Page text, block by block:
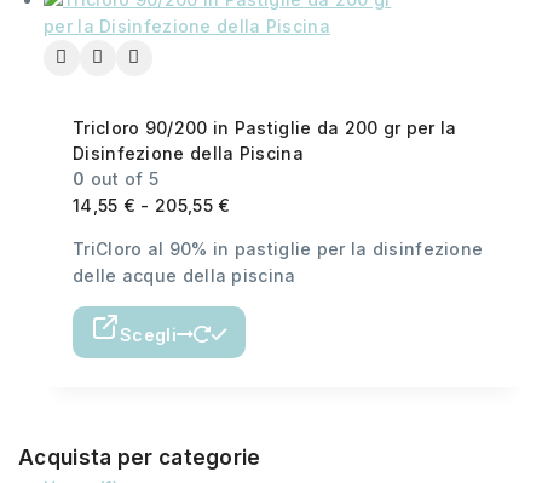
Tricloro 90/200 in Pastiglie da 200 gr per la
Disinfezione della Piscina
0 out of 5
14,55 € - 205,55 €
TriCloro al 90% in pastiglie per la disinfezione
delle acque della piscina
Scegli
Acquista per categorie